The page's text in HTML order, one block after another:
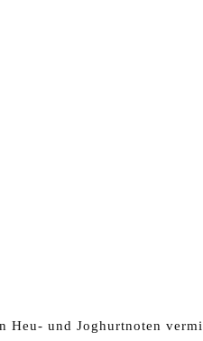
und Joghurtnoten